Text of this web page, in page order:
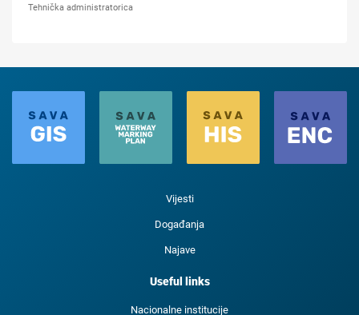
Tehnička administratorica
Vijesti
Događanja
Najave
Useful links
Nacionalne institucije